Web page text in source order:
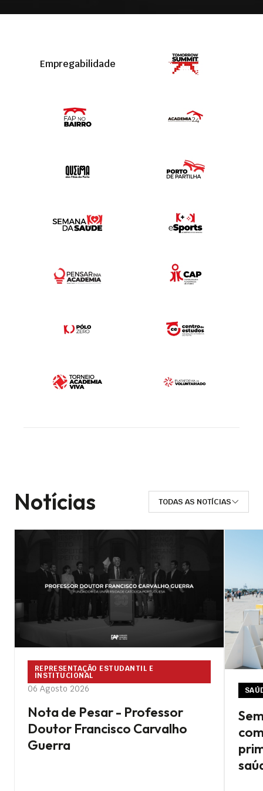
Empregabilidade
Notícias TODAS AS NOTÍCIAS
REPRESENTAÇÃO ESTUDANTIL E
INSTITUCIONAL
06 Agosto 2026
Nota de Pesar - Professor
Doutor Francisco Carvalho
Guerra